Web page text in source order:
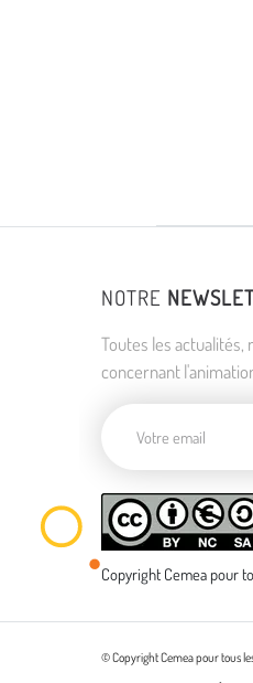
NOTRE
Toutes les
concernant
Copyright Cemea pour
© Copyright Cemea pour tous